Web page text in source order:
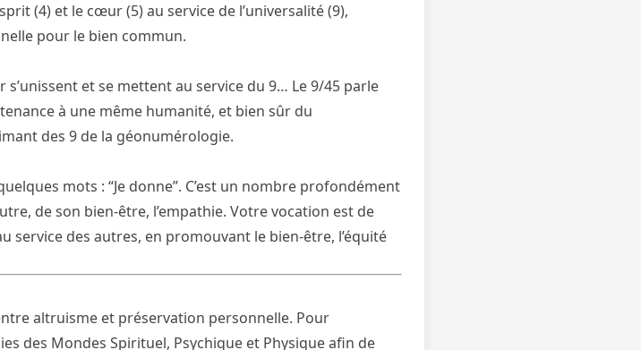
(4) et le cœur (5) au service de l’universalité (9),
pour le bien commun.
s’unissent et se mettent au service du 9… Le 9/45 parle
à une même humanité, et bien sûr du
des 9 de la géonumérologie.
mots : “Je donne”. C’est un nombre profondément
de son bien-être, l’empathie. Votre vocation est de
des autres, en promouvant le bien-être, l’équité
altruisme et préservation personnelle. Pour
des Mondes Spirituel, Psychique et Physique afin de